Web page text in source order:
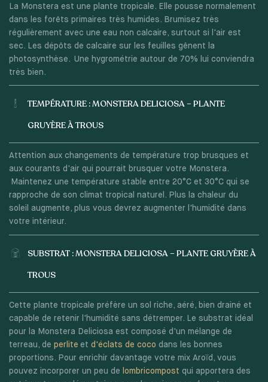
La Monstera est une plante tropicale. Elle pousse normalement
dans les forêts primaires très humides. Brumisez très
régulièrement avec une eau non calcaire, surtout si l'air est
sec. Les dépôts de calcaire sur les feuilles gênent la
photosynthèse. Une hygrométrie autour de 70% lui conviendra
très bien.
TEMPÉRATURE : MONSTERA DELICIOSA – PLANTE
GRUYÈRE À TROUS
Attention aux changements de température trop brusques et
aux courants d'air qui pourrait brusquer votre Monstera.
Maintenez une température stable entre 20°C et 30°C qui se
rapproche de son climat tropical naturel. Plus la chaleur du
soleil augmente, plus vous devrez augmenter l'humidité dans
votre intérieur.
SUBSTRAT : MONSTERA DELICIOSA – PLANTE GRUYÈRE À
TROUS
Cette plante tropicale préfère un sol riche, aéré, bien drainé et
capable de retenir l'humidité sans détremper. Le substrat idéal
pour la Monstera Deliciosa est composé d'un mélange de
terreau, de perlite et d'éclats de coco dans les bonnes
proportions. Pour enrichir davantage votre mix Aroïd, vous
pouvez incorporer un peu de lombricompost qui apportera des